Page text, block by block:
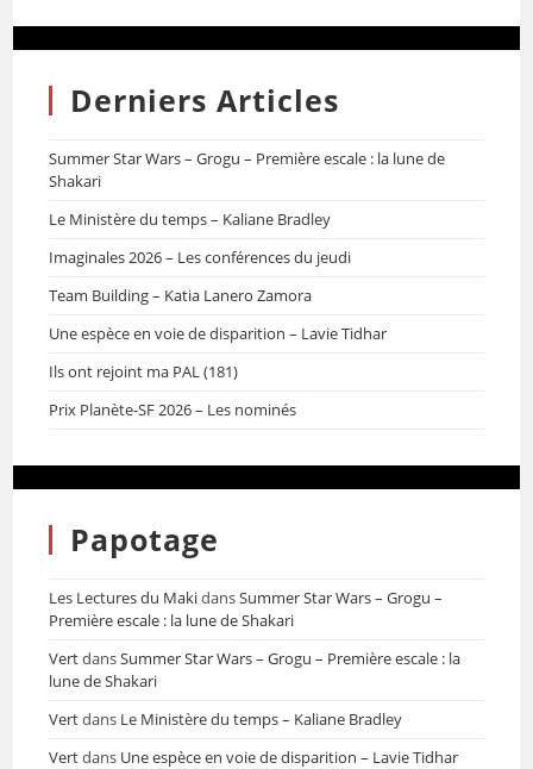
Derniers Articles
Summer Star Wars – Grogu – Première escale : la lune de
Shakari
Le Ministère du temps – Kaliane Bradley
Imaginales 2026 – Les conférences du jeudi
Team Building – Katia Lanero Zamora
Une espèce en voie de disparition – Lavie Tidhar
Ils ont rejoint ma PAL (181)
Prix Planète-SF 2026 – Les nominés
Papotage
Les Lectures du MakidansSummer Star Wars – Grogu –
Première escale : la lune de Shakari
VertdansSummer Star Wars – Grogu – Première escale : la
lune de Shakari
Vertdans Le Ministère du temps – Kaliane Bradley
Vertdans Une espèce en voie de disparition – Lavie Tidhar